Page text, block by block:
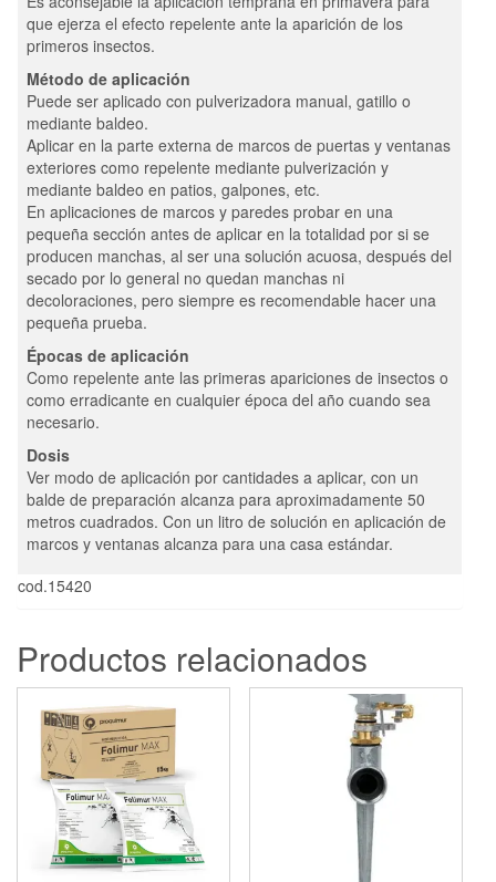
que ejerza el efecto repelente ante la aparición de los
primeros insectos.
Método de aplicación
Puede ser aplicado con pulverizadora manual, gatillo o
mediante baldeo.
Aplicar en la parte externa de marcos de puertas y ventanas
exteriores como repelente mediante pulverización y
mediante baldeo en patios, galpones, etc.
En aplicaciones de marcos y paredes probar en una
pequeña sección antes de aplicar en la totalidad por si se
producen manchas, al ser una solución acuosa, después del
secado por lo general no quedan manchas ni
decoloraciones, pero siempre es recomendable hacer una
pequeña prueba.
Épocas de aplicación
Como repelente ante las primeras apariciones de insectos o
como erradicante en cualquier época del año cuando sea
necesario.
Dosis
Ver modo de aplicación por cantidades a aplicar, con un
balde de preparación alcanza para aproximadamente 50
metros cuadrados. Con un litro de solución en aplicación de
marcos y ventanas alcanza para una casa estándar.
cod.15420
Productos relacionados